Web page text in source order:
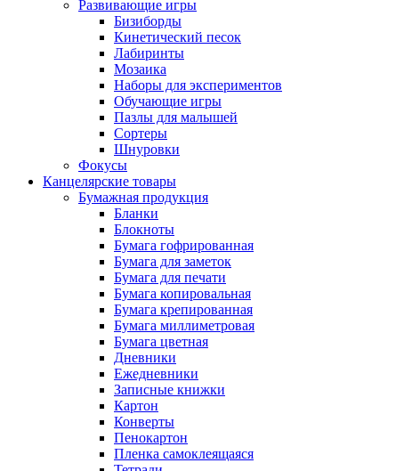
Развивающие игры
Бизиборды
Кинетический песок
Лабиринты
Мозаика
Наборы для экспериментов
Обучающие игры
Пазлы для малышей
Сортеры
Шнуровки
Фокусы
Канцелярские товары
Бумажная продукция
Бланки
Блокноты
Бумага гофрированная
Бумага для заметок
Бумага для печати
Бумага копировальная
Бумага крепированная
Бумага миллиметровая
Бумага цветная
Дневники
Ежедневники
Записные книжки
Картон
Конверты
Пенокартон
Пленка самоклеящаяся